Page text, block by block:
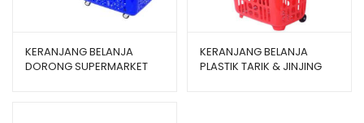
KERANJANG BELANJA
DORONG SUPERMARKET
KERANJANG BELANJA
PLASTIK TARIK & JINJING